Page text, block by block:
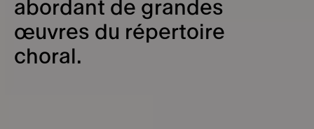
Mécènes et partenaires
Billetterie et réservations
Informations pratiques
Accessibilité
abordant de grandes
œuvres du répertoire
choral.